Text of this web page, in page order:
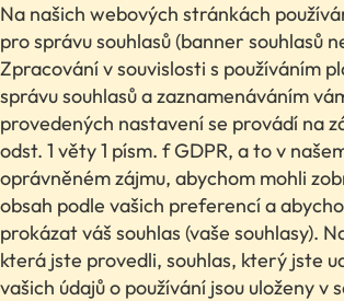
Na našich webových stránkách
pro správu souhlasů (banner souhlasů
Zpracování v souvislosti s používáním
správu souhlasů a zaznamenáváním
provedených nastavení se provádí na
odst. 1 věty 1 písm. f GDPR, a to v
oprávněném zájmu, abychom mohli
obsah podle vašich preferencí a
prokázat váš souhlas (vaše souhlasy).
která jste provedli, souhlas, který jste
vašich údajů o používání jsou uloženy v